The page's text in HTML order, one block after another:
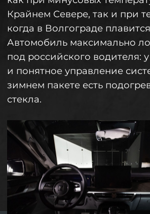
Все комплектации связаны с сервисом
TANK Connection, при помощи которого у
владельца будет полный контроль над
машиной даже на расстоянии. Среди уже
традиционных функций дистанционного
обогрева и блокировки дверей есть
приятная возможность дистанционного
управления климат-контроля и
Для всех комплектаций действует
программа сервисной поддержки.
Покупателям обеспечено 3 года гарантии
(или 150 000 км пробега) и 2 года
программы постгарантийного
обслуживания.